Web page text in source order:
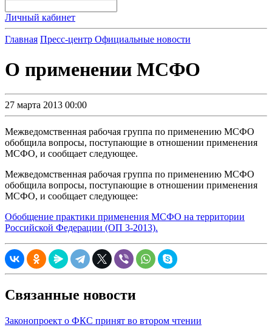
Личный кабинет
Главная Пресс-центр Официальные новости
О применении МСФО
27 марта 2013 00:00
Межведомственная рабочая группа по применению МСФО
обобщила вопросы, поступающие в отношении применения
МСФО, и сообщает следующее.
Межведомственная рабочая группа по применению МСФО
обобщила вопросы, поступающие в отношении применения
МСФО, и сообщает следующее:
Обобщение практики применения МСФО на территории
Российской Федерации (ОП 3-2013).
Связанные новости
Законопроект о ФКС принят во втором чтении